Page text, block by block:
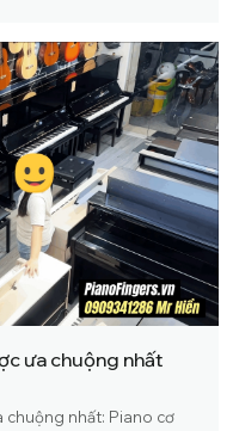
ưa chuộng nhất
chuộng nhất: Piano cơ